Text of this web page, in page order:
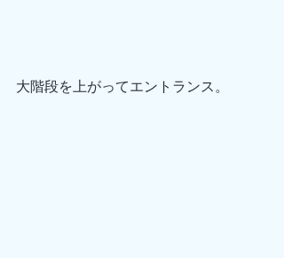
大階段を上がってエントランス。